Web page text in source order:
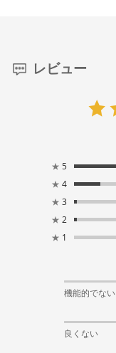
レビュー
★ 5
★ 4
★ 3
★ 2
★ 1
機能的でない
良くない